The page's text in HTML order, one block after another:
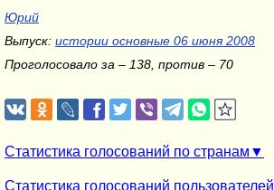
Юрий
Выпуск: истории основные 06 июня 2008
Проголосовало за – 138, против – 70
Статистика голосований по странам
Статистика голосований пользователей